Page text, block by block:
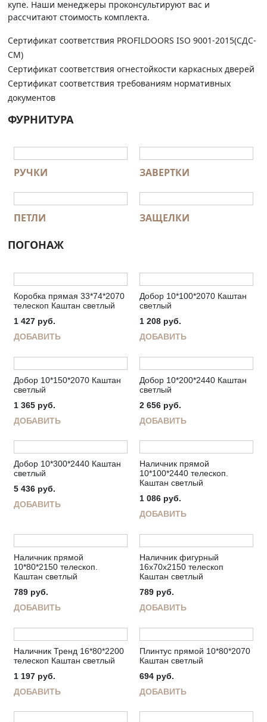
купе. Наши менеджеры проконсультируют вас и
рассчитают стоимость комплекта.
Сертификат соответствия PROFILDOORS ISO 9001-2015(СДС-
СМ)
Сертификат соответствия огнестойкости каркасных дверей
Сертификат соответствия требованиям нормативных
документов
ФУРНИТУРА
РУЧКИ ЗАВЕРТКИ
ПЕТЛИ ЗАЩЕЛКИ
ПОГОНАЖ
Коробка прямая 33*74*2070
телескоп Каштан светлый
1 427 руб.
ДОБАВИТЬ
Добор 10*100*2070 Каштан
светлый
1 208 руб.
ДОБАВИТЬ
Добор 10*150*2070 Каштан
светлый
1 365 руб.
ДОБАВИТЬ
Добор 10*200*2440 Каштан
светлый
2 656 руб.
ДОБАВИТЬ
Добор 10*300*2440 Каштан
светлый
5 436 руб.
ДОБАВИТЬ
Наличник прямой
10*100*2440 телескоп.
Каштан светлый
1 086 руб.
ДОБАВИТЬ
Наличник прямой
10*80*2150 телескоп.
Каштан светлый
789 руб.
ДОБАВИТЬ
Наличник фигурный
16х70х2150 телескоп
Каштан светлый
789 руб.
ДОБАВИТЬ
Наличник Тренд 16*80*2200
телескоп Каштан светлый
1 197 руб.
ДОБАВИТЬ
Плинтус прямой 10*80*2070
Каштан светлый
694 руб.
ДОБАВИТЬ